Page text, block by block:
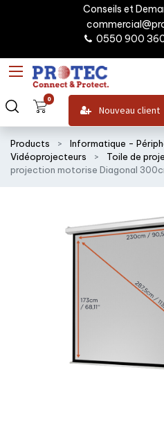
Conseils et
0550 900
0
Nouveau client
Products Informatique -
Vidéoprojecteurs
Toile de
projection motorise Diagonal